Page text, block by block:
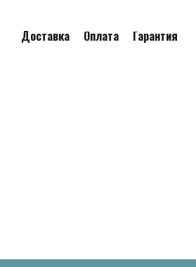
Доставка Оплата Гарантия